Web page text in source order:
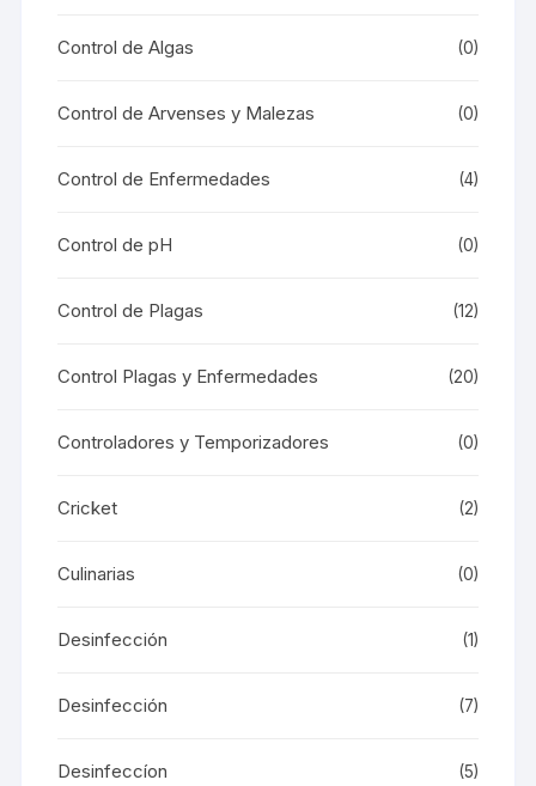
Control de Algas (0)
Control de Arvenses y Malezas (0)
Control de Enfermedades (4)
Control de pH (0)
Control de Plagas (12)
Control Plagas y Enfermedades (20)
Controladores y Temporizadores (0)
Cricket (2)
Culinarias (0)
Desinfección (1)
Desinfección (7)
Desinfeccíon (5)